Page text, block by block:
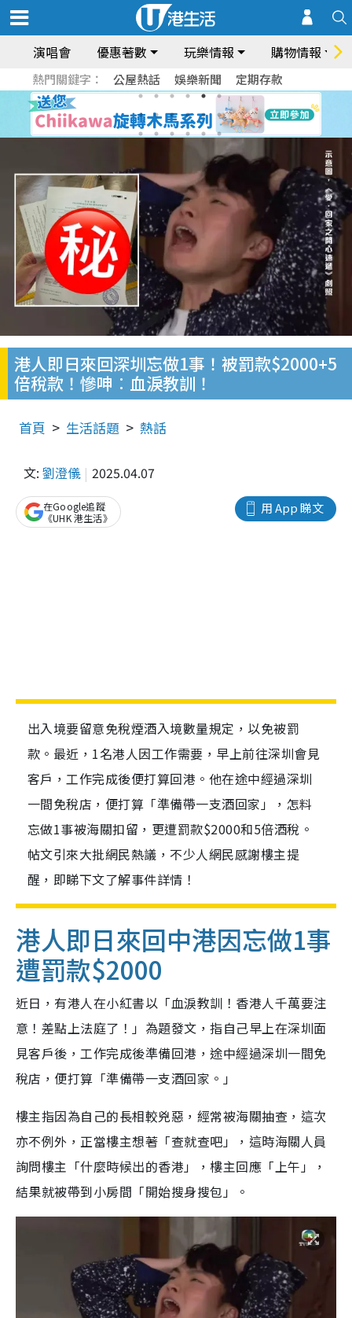
演唱會 優惠著數 玩樂情報 購物情報
熱門關鍵字： 公屋熱話 娛樂新聞 定期存款
港人即日來回深圳忘做1事！被罰款$2000+5
倍稅款！慘呻︰血淚教訓！
首頁 生活話題 熱話
文: 劉澄儀 2025.04.07
用 App 睇文
在Google追蹤
《UHK 港生活》
出入境要留意免稅煙酒入境數量規定，以免被罰
款。最近，1名港人因工作需要，早上前往深圳會見
客戶，工作完成後便打算回港。他在途中經過深圳
一間免稅店，便打算「準備帶一支酒回家」，怎料
忘做1事被海關扣留，更遭罰款$2000和5倍酒稅。
帖文引來大批網民熱議，不少人網民感謝樓主提
醒，即睇下文了解事件詳情！
港人即日來回中港因忘做1事
遭罰款$2000
近日，有港人在小紅書以「血淚教訓！香港人千萬要注
意！差點上法庭了！」為題發文，指自己早上在深圳面
見客戶後，工作完成後準備回港，途中經過深圳一間免
稅店，便打算「準備帶一支酒回家。」
樓主指因為自己的長相較兇惡，經常被海關抽查，這次
亦不例外，正當樓主想著「查就查吧」，這時海關人員
詢問樓主「什麼時候出的香港」，樓主回應「上午」，
結果就被帶到小房間「開始搜身搜包」。